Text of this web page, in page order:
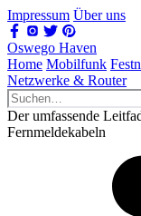
Impressum Über uns
Oswego Haven
Home Mobilfunk
Netzwerke & Router
Der umfassende
Fernmeldekabeln